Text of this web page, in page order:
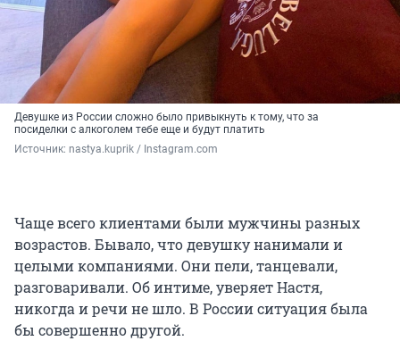
Девушке из России сложно было привыкнуть к тому, что за
посиделки с алкоголем тебе еще и будут платить
Источник: nastya.kuprik / Instagram.com
Чаще всего клиентами были мужчины разных
возрастов. Бывало, что девушку нанимали и
целыми компаниями. Они пели, танцевали,
разговаривали. Об интиме, уверяет Настя,
никогда и речи не шло. В России ситуация была
бы совершенно другой.